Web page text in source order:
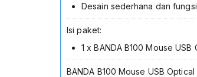
Desain sederhana dan
Isi paket:
1 x BANDA B100 Mouse USB
BANDA B100 Mouse USB